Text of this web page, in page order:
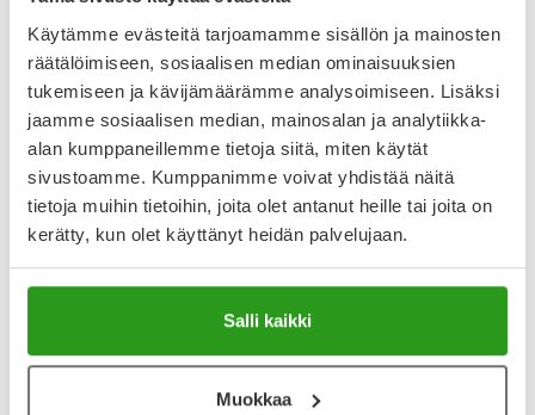
Käytämme evästeitä tarjoamamme sisällön ja mainosten
räätälöimiseen, sosiaalisen median ominaisuuksien
tukemiseen ja kävijämäärämme analysoimiseen. Lisäksi
jaamme sosiaalisen median, mainosalan ja analytiikka-
alan kumppaneillemme tietoja siitä, miten käytät
sivustoamme. Kumppanimme voivat yhdistää näitä
tietoja muihin tietoihin, joita olet antanut heille tai joita on
kerätty, kun olet käyttänyt heidän palvelujaan.
Salli kaikki
Muokkaa
ATOPIK
ATOPIK SENSITIVE KAURAÖLJY
30 ML
36,90 €
ATOPIK
ATOPIK SENSITIVE KÄSIVOIDE
50 ML
11,90 €